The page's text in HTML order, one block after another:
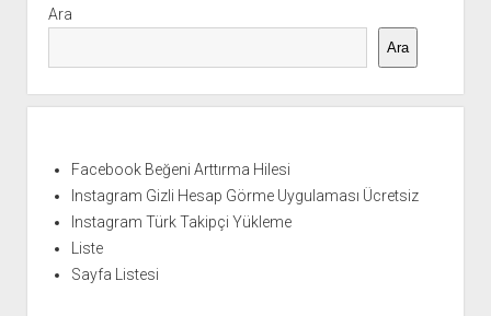
Menü
Ara
Ara
Facebook Beğeni Arttırma Hilesi
Instagram Gizli Hesap Görme Uygulaması Ücretsiz
Instagram Türk Takipçi Yükleme
Liste
Sayfa Listesi